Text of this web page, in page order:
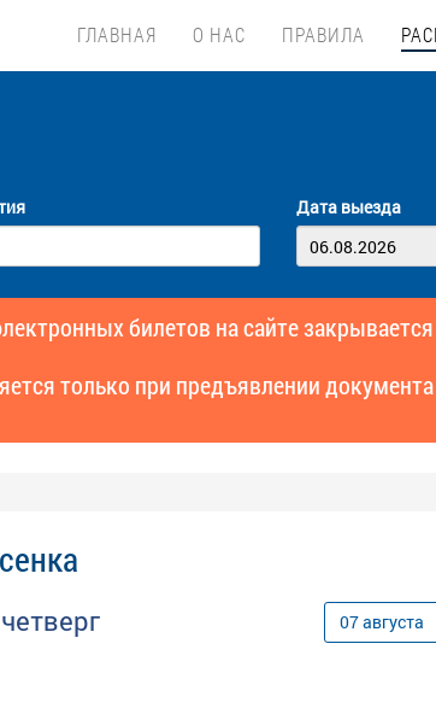
ГЛАВНАЯ О НАС ПРАВИЛА
Дата выезда
билетов на сайте
только при предъявлении
четверг 07августа